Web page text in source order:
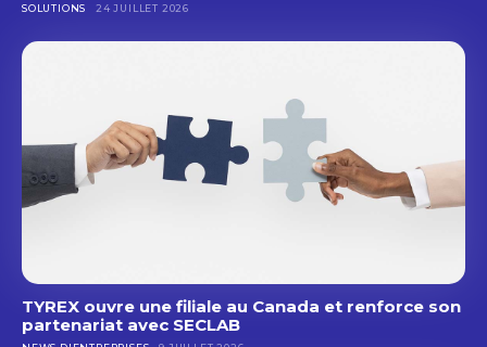
SOLUTIONS 24 JUILLET 2026
TYREX ouvre une filiale au Canada et renforce son
partenariat avec SECLAB